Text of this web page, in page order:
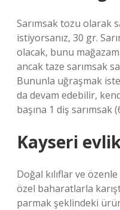
Sarımsak tozu olarak
istiyorsanız, 30 gr.
olacak, bunu
ancak taze sarımsak
Bununla uğraşmak
da devam edebilir,
başına 1 diş sarımsak
Kayseri
Doğal kılıflar ve
özel baharatlarla
parmak şeklindeki